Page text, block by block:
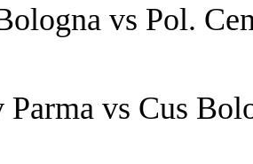
vs Pol.
vs Cus